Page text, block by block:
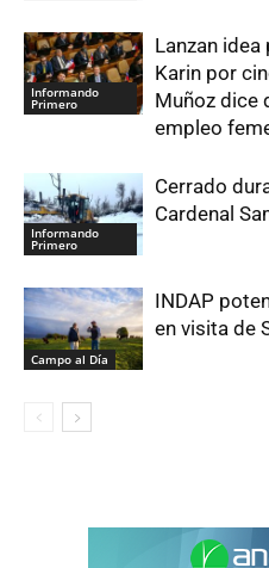
Informando
Primero
Lanzan idea
Karin por
Muñoz dice
empleo
Informando
Primero
Cerrado
Cardenal
Campo al Día
INDAP
en visita de